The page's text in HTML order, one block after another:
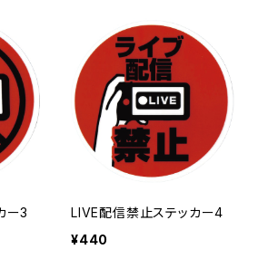
ー3
LIVE配信禁止ステッカー4
¥440